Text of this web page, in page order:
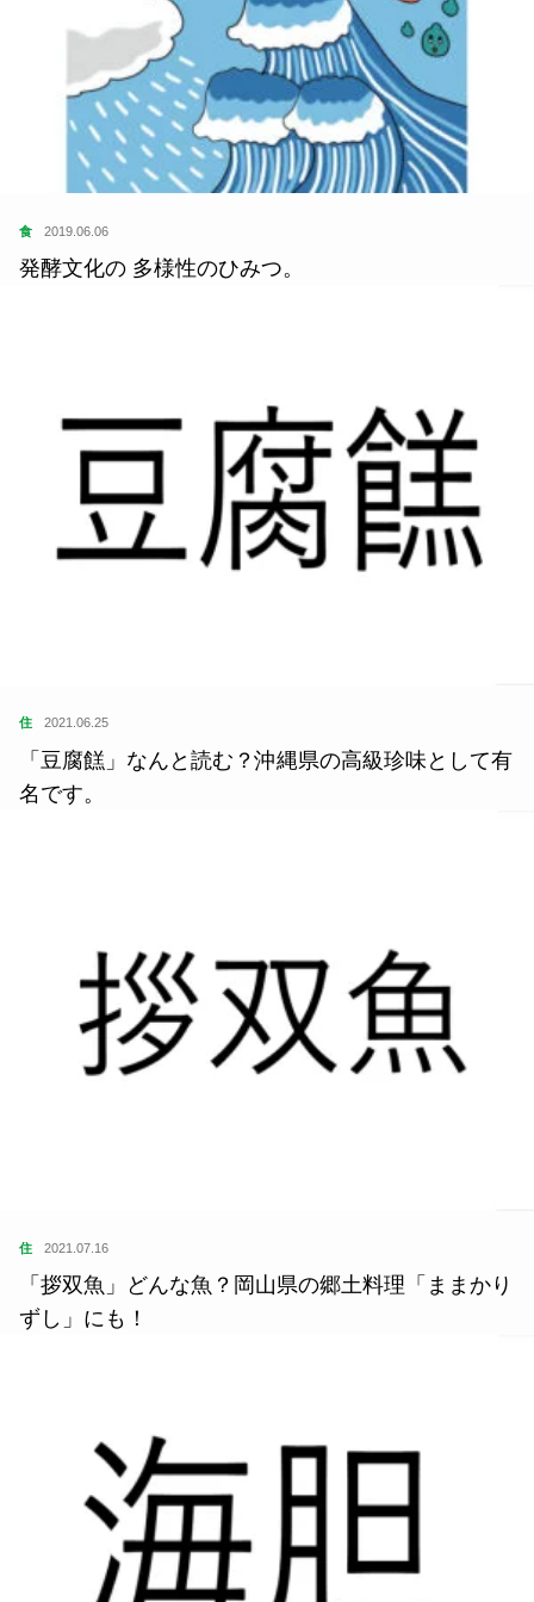
食 2019.06.06
発酵文化の 多様性のひみつ。
住 2021.06.25
「豆腐餻」なんと読む？沖縄県の高級珍味として有
名です。
住 2021.07.16
「拶双魚」どんな魚？岡山県の郷土料理「ままかり
ずし」にも！